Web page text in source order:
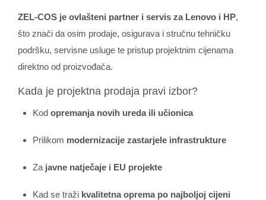
ZEL‑COS je ovlašteni partner i servis za Lenovo i HP,
što znači da osim prodaje, osigurava i stručnu tehničku
podršku, servisne usluge te pristup projektnim cijenama
direktno od proizvođača.
Kada je projektna prodaja pravi izbor?
Kod opremanja novih ureda ili učionica
Prilikom modernizacije zastarjele infrastrukture
Za javne natječaje i EU projekte
Kad se traži kvalitetna oprema po najboljoj cijeni